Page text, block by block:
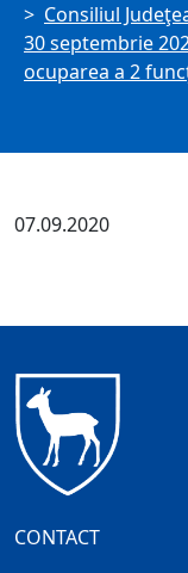
Consiliul
30 septembrie
ocuparea a 2
07.09.2020
CONTACT